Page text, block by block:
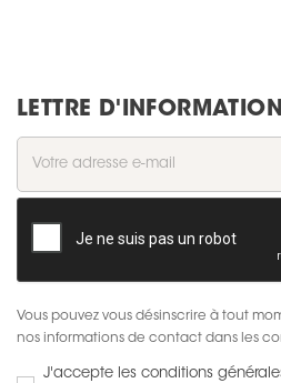
LETTRE
Vous pouvez vous désinscrire à tout
nos informations de contact dans les
J'accepte les conditions